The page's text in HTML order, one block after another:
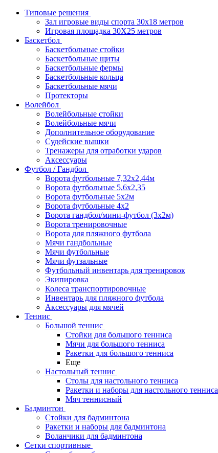
Типовые решения
Зал игровые виды спорта 30x18 метров
Игровая площадка 30Х25 метров
Баскетбол
Баскетбольные стойки
Баскетбольные щиты
Баскетбольные фермы
Баскетбольные кольца
Баскетбольные мячи
Протекторы
Волейбол
Волейбольные стойки
Волейбольные мячи
Дополнительное оборудование
Судейские вышки
Тренажеры для отработки ударов
Аксессуары
Футбол / Гандбол
Ворота футбольные 7,32х2,44м
Ворота футбольные 5,6х2,35
Ворота футбольные 5х2м
Ворота футбольные 4х2
Ворота гандбол/мини-футбол (3х2м)
Ворота тренировочные
Ворота для пляжного футбола
Мячи гандбольные
Мячи футбольные
Мячи футзальные
Футбольный инвентарь для тренировок
Экипировка
Колеса транспортировочные
Инвентарь для пляжного футбола
Аксессуары для мячей
Теннис
Большой теннис
Стойки для большого тенниса
Мячи для большого тенниса
Ракетки для большого тенниса
Еще
Настольный теннис
Столы для настольного тенниса
Ракетки и наборы для настольного тенниса
Мяч теннисный
Бадминтон
Стойки для бадминтона
Ракетки и наборы для бадминтона
Воланчики для бадминтона
Сетки спортивные